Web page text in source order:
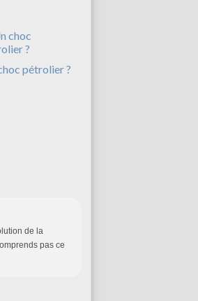
pétrolier ?
de la
pas ce